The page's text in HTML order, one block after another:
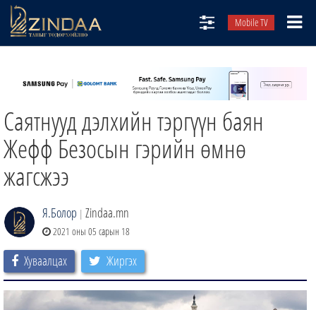
Mobile TV
ТВ8
ӨГЛӨӨНИЙ СОНИН
АУДИО ЗОХИОЛ
ЗИНДАА СЭТГҮҮЛ
Саятнууд дэлхийн тэргүүн баян
Жефф Безосын гэрийн өмнө
жагсжээ
Я.Болор | Zindaa.mn
2021 оны 05 сарын 18
Хуваалцах Жиргэх